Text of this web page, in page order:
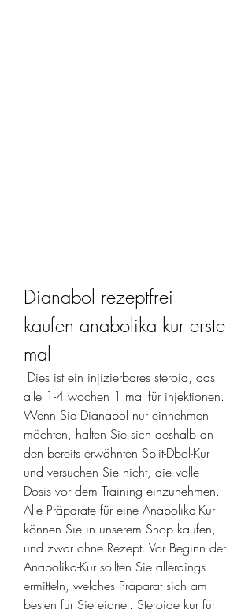
Dianabol rezeptfrei
kaufen anabolika kur erste
mal
alle 1-4 wochen 1 mal für injektionen.
Wenn Sie Dianabol nur einnehmen
möchten, halten Sie sich deshalb an
den bereits erwähnten Split-Dbol-Kur
und versuchen Sie nicht, die volle
Dosis vor dem Training einzunehmen.
Alle Präparate für eine Anabolika-Kur
können Sie in unserem Shop kaufen,
und zwar ohne Rezept. Vor Beginn der
Anabolika-Kur sollten Sie allerdings
ermitteln, welches Präparat sich am
besten für Sie eignet. Steroide kur für